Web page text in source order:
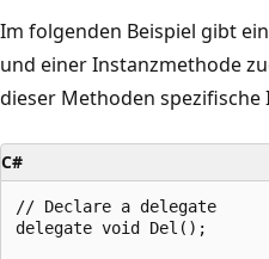
Im folgenden Beispiel gibt
und einer Instanzmethode
dieser Methoden
C#
// Declare a delegate
delegate void Del();